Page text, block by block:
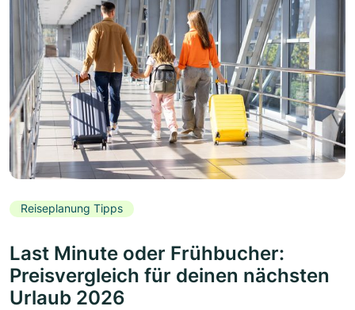
Reiseplanung Tipps
Last Minute oder Frühbucher:
Preisvergleich für deinen nächsten
Urlaub 2026